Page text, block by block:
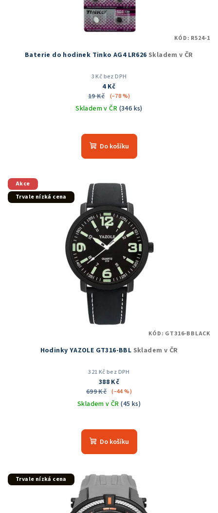
Baterie do hodinek Tinko AG4 LR626 Skladem v ČR
3 Kč bez DPH
4 Kč
19 Kč
(–78 %)
Skladem v ČR (346 ks)
hodnocení
produktu
5
hvězdiček.
Do košíku
KÓD: R524-1
Akce
Trvale nízká cena
Hodinky YAZOLE GT316-BBL Skladem v ČR
321 Kč bez DPH
388 Kč
699 Kč (–44 %)
Skladem v ČR(45 ks)
Do košíku
KÓD: GT316-BBLACK
Trvale nízká cena